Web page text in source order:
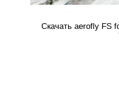
Скачать aerofly FS